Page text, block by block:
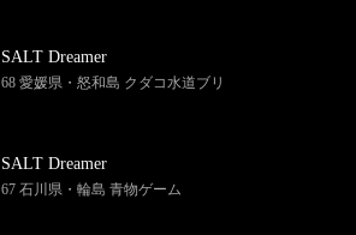
SALT Dreamer
68 愛媛県・怒和島 クダコ水道ブリ
SALT Dreamer
67 石川県・輪島 青物ゲーム